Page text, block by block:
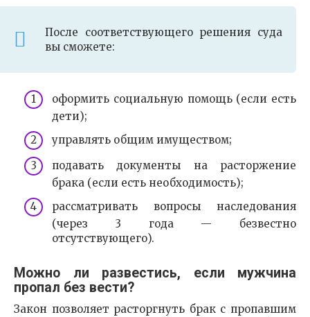
После соответствующего решения суда
вы сможете:
оформить социальную помощь (если есть
дети);
управлять общим имуществом;
подавать документы на расторжение
брака (если есть необходимость);
рассматривать вопросы наследования
(через 3 года — безвестно
отсутствующего).
Можно ли развестись, если мужчина
пропал без вести?
Закон позволяет расторгнуть брак с пропавшим